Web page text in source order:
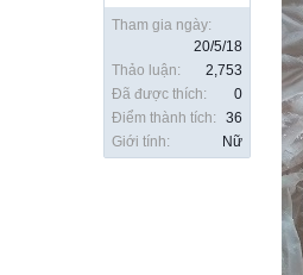
Tham gia ngày:
20/5/18
Thảo luận:
2,753
Đã được thích:
0
Điểm thành tích:
36
Giới tính:
Nữ